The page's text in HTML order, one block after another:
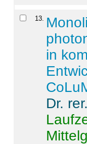
13
in
Dr.